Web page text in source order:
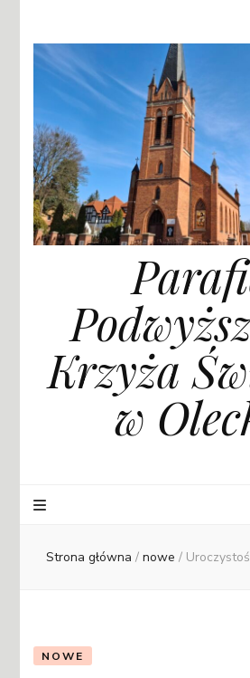
Krzyża
w
Strona główna / nowe /
NOWE